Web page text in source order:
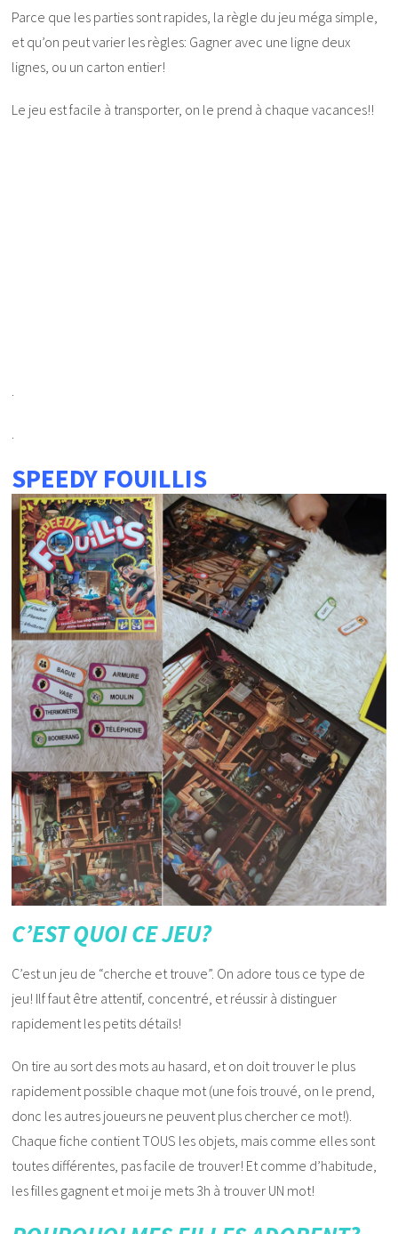
Parce que les parties sont rapides, la règle du jeu méga simple,
et qu’on peut varier les règles: Gagner avec une ligne deux
lignes, ou un carton entier!
Le jeu est facile à transporter, on le prend à chaque vacances!!
SPEEDY FOUILLIS
C’EST QUOI CE JEU?
C’est un jeu de “cherche et trouve”. On adore tous ce type de
jeu! Ilf faut être attentif, concentré, et réussir à distinguer
rapidement les petits détails!
On tire au sort des mots au hasard, et on doit trouver le plus
rapidement possible chaque mot (une fois trouvé, on le prend,
donc les autres joueurs ne peuvent plus chercher ce mot!).
Chaque fiche contient TOUS les objets, mais comme elles sont
toutes différentes, pas facile de trouver! Et comme d’habitude,
les filles gagnent et moi je mets 3h à trouver UN mot!